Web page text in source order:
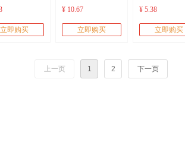
座-mro工业
插座、公牛
公牛充电
快充
立即购买
B09/412K公牛工业
插座-mro工业品电
工器材
牛轨道插座、公牛
快充、公牛充电
桩、usb快充
¥ 10.67
立即购买
代理-mro工业
工器材
牛轨道插座、
快充、公牛充
桩、usb快充
¥ 5.38
立即购买
上一页 1 2 下一页